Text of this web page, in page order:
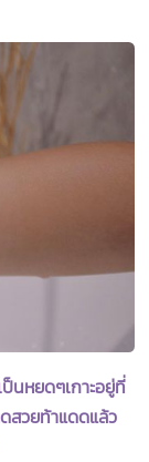
ป็นหยดๆเกาะอยู่ที่
สวยท้าแดดแล้ว